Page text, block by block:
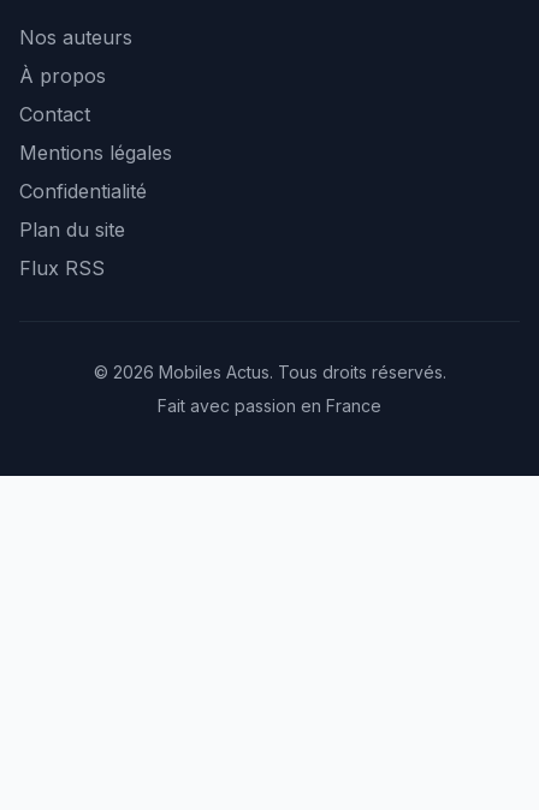
Nos auteurs
À propos
Contact
Mentions légales
Confidentialité
Plan du site
Flux RSS
© 2026 Mobiles Actus. Tous droits réservés.
Fait avec passion en France